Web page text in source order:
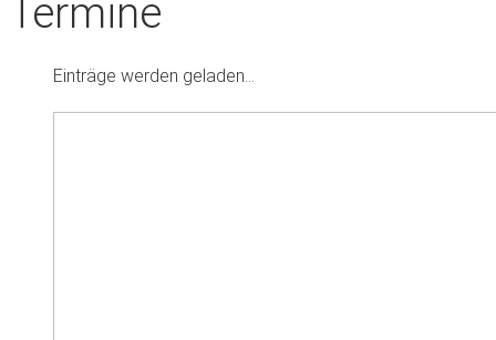
Termine
Einträge werden geladen...